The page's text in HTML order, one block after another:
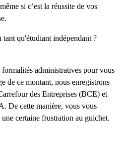
si c’est la réussite de vos
qu'étudiant indépendant ?
formalités administratives pour vous
de ce montant, nous enregistrons
des Entreprises (BCE) et
De cette manière, vous vous
certaine frustration au guichet.